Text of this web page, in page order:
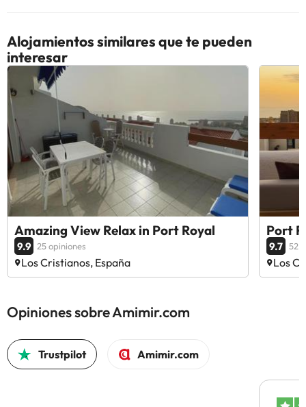
Alojamientos similares que te pueden
interesar
Amazing View Relax in Port Royal
9.9 25 opiniones
Los Cristianos, España
Port
9.7 52
Los
Opiniones sobre Amimir.com
Trustpilot Amimir.com